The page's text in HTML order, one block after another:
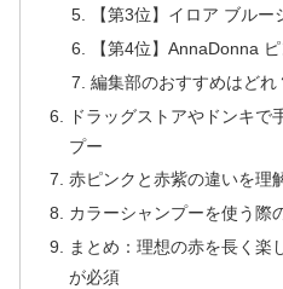
【第3位】イロア ブルー
【第4位】AnnaDonna
編集部のおすすめはどれ
ドラッグストアやドンキで
プー
赤ピンクと赤紫の違いを理
カラーシャンプーを使う際
まとめ：理想の赤を長く楽
が必須